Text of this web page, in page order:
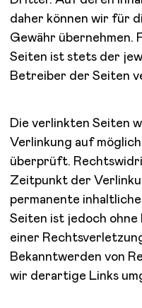
daher können wir für
Gewähr übernehmen.
Seiten ist stets der
Betreiber der Seiten
Die verlinkten Seiten
Verlinkung auf
überprüft.
Zeitpunkt der
permanente
Seiten ist jedoch
einer
Bekanntwerden von
wir derartige Links